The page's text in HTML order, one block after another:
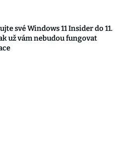
své Windows 11 Insider do 11.
už vám nebudou fungovat